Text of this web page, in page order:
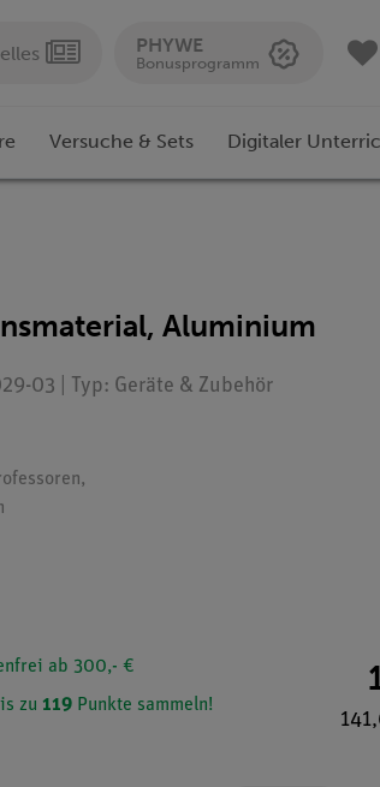
PHYWE
Bonusprogramm
Versuche & Sets Digitaler
Aluminium
03 | Typ: Geräte & Zubehör
ab 300,- €
zu 119 Punkte sammeln!